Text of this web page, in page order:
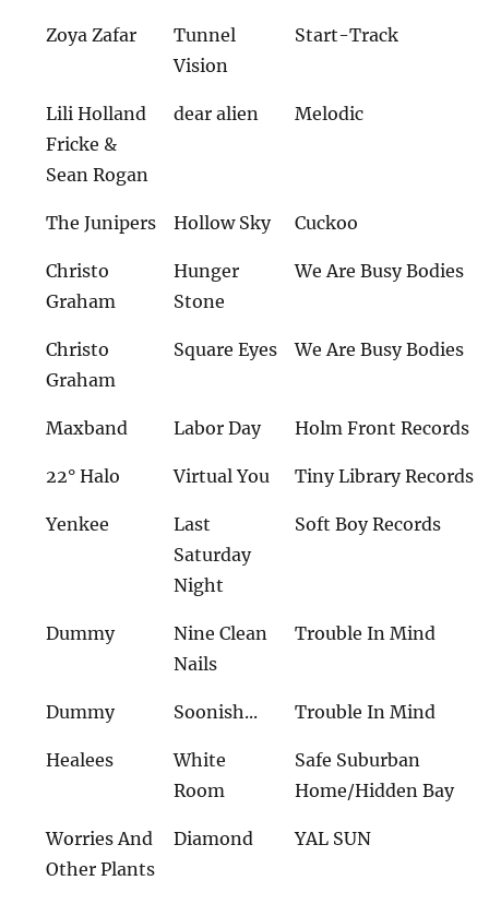
Zoya Zafar
Tunnel
Vision
Start-Track
Lili Holland
Fricke &
Sean Rogan
dear alien Melodic
The Junipers Hollow Sky Cuckoo
Christo
Graham
Hunger
Stone
We Are Busy Bodies
Christo
Graham
Square Eyes We Are Busy Bodies
Maxband Labor Day Holm Front Records
22° Halo Virtual You Tiny Library Records
Yenkee
Last
Saturday
Night
Soft Boy Records
Dummy
Nine Clean
Nails
Trouble In Mind
Dummy Soonish... Trouble In Mind
Healees
White
Room
Safe Suburban
Home/Hidden Bay
Worries And
Other Plants
Diamond YAL SUN